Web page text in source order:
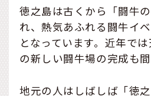
徳之島は古くから「闘牛
れ、熱気あふれる闘牛イ
となっています。近年で
の新しい闘牛場の完成も間
地元の人はしばしば「徳